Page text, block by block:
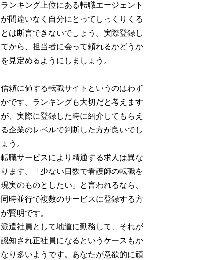
ランキング上位にある転職エージェント
が間違いなく自分にとってしっくりくる
とは断言できないでしょう。実際登録し
てから、担当者に会って頼れるかどうか
を見定めるようにしましょう。
信頼に値する転職サイトというのはわず
かです。ランキングも大切だと考えます
が、実際に登録した時に紹介してもらえ
る企業のレベルで判断した方が良いでし
ょう。
転職サービスにより精通する求人は異な
ります。「少ない日数で看護師の転職を
現実のものとしたい」と言われるなら、
同時並行で複数のサービスに登録する方
が賢明です。
派遣社員として地道に勤務して、それが
認知され正社員になるというケースもか
なり多いようです。あなたが意欲的に頑